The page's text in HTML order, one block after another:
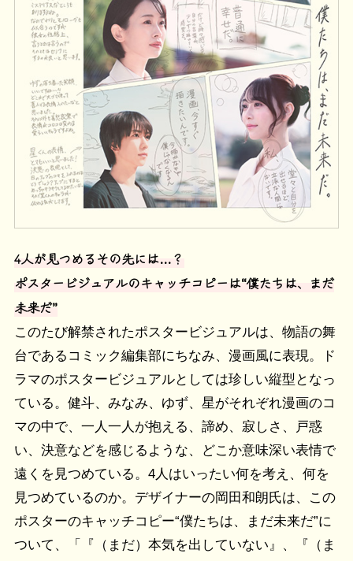
4人が見つめるその先には…？
ポスタービジュアルのキャッチコピーは“僕たちは、まだ
未来だ”
このたび解禁されたポスタービジュアルは、物語の舞
台であるコミック編集部にちなみ、漫画風に表現。ド
ラマのポスタービジュアルとしては珍しい縦型となっ
ている。健斗、みなみ、ゆず、星がそれぞれ漫画のコ
マの中で、一人一人が抱える、諦め、寂しさ、戸惑
い、決意などを感じるような、どこか意味深い表情で
遠くを見つめている。4人はいったい何を考え、何を
見つめているのか。デザイナーの岡田和朗氏は、この
ポスターのキャッチコピー“僕たちは、まだ未来だ”に
ついて、「『（まだ）本気を出していない』、『（ま